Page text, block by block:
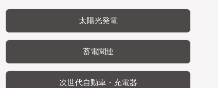
太陽光発電
蓄電関連
次世代自動車・充電器